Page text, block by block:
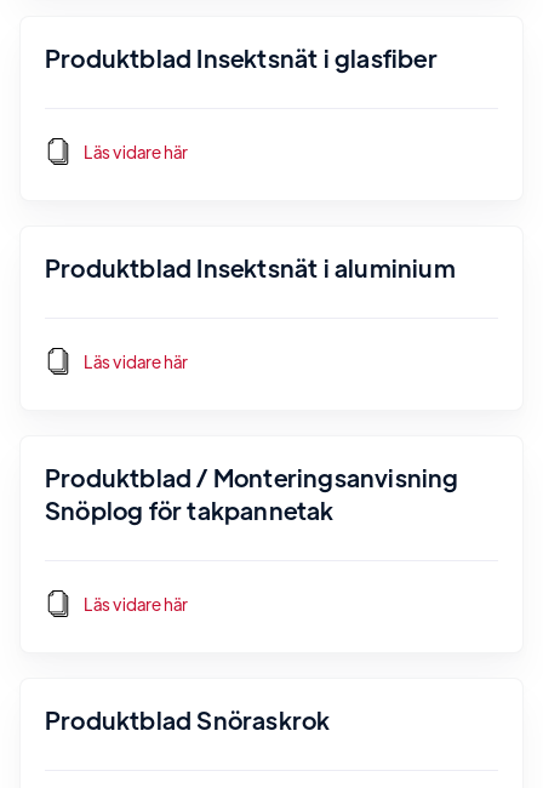
Produktblad Insektsnät i glasfiber
Läs vidare här
Produktblad Insektsnät i aluminium
Läs vidare här
Produktblad / Monteringsanvisning
Snöplog för takpannetak
Läs vidare här
Produktblad Snöraskrok